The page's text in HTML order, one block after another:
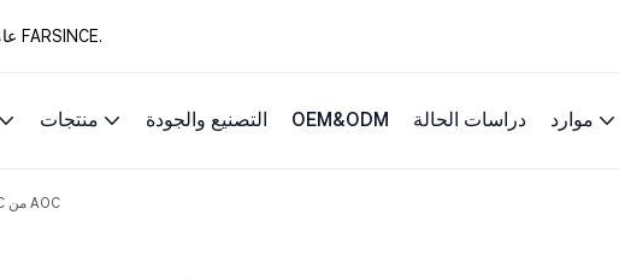
13 عامًا من حلول الكابلات المصممة بخبرة من قبل شركة FARSINCE.
منتجات التصنيع والجودة OEM&ODM دراسات الحالة موارد
كابل ألياف ضوئية من نوع USB 3.2 Gen1 Type-C من AOC